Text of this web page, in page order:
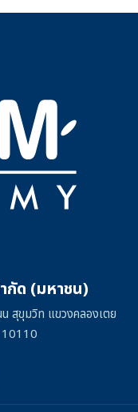
กัด (มหาชน)
สุขุมวิท แขวงคลองเตย
10110